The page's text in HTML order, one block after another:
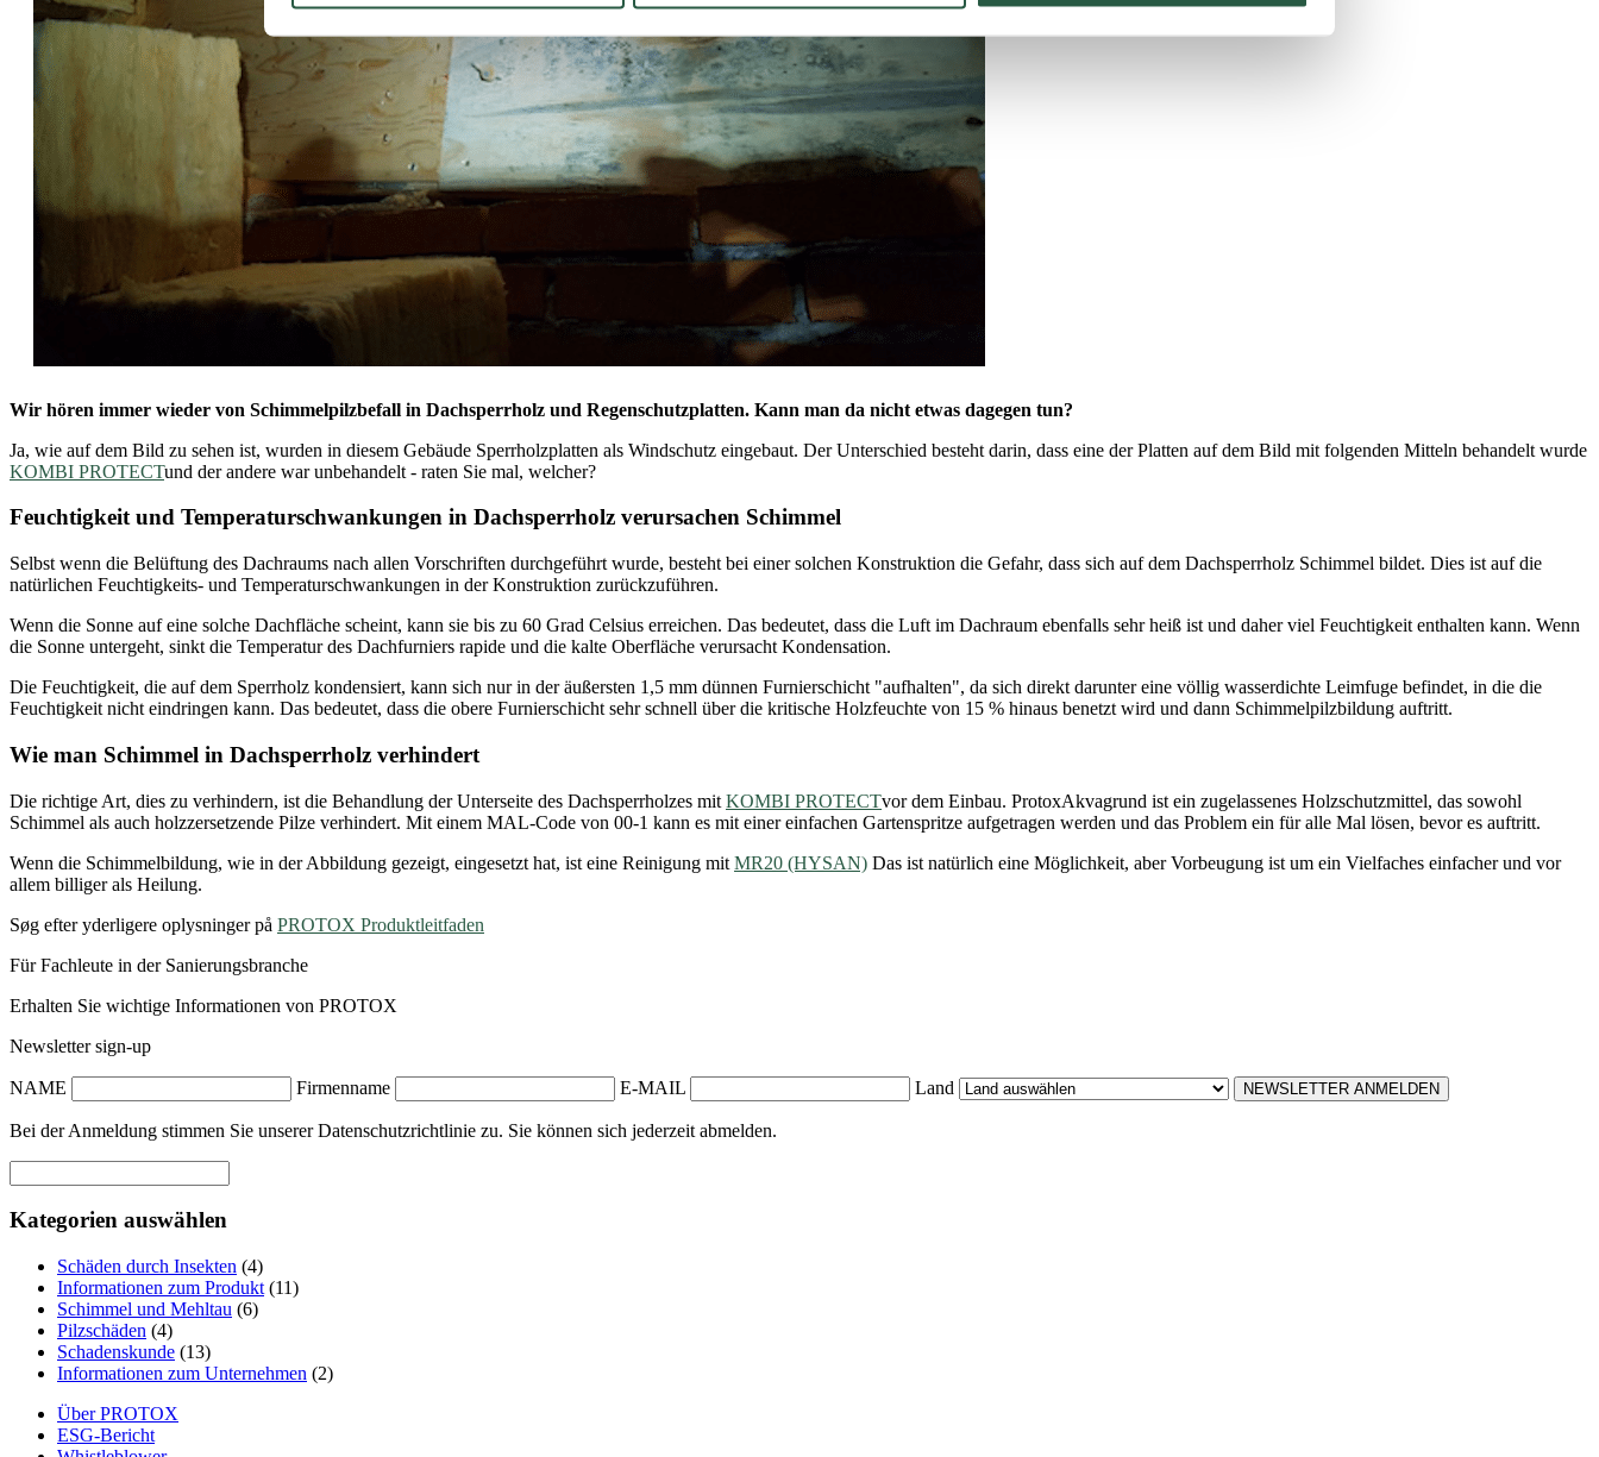
Wir hören immer wieder von Schimmelpilzbefall in Dachsperrholz und Regenschutzplatten. Kann man da nicht etwas dagegen tun?
Ja, wie auf dem Bild zu sehen ist, wurden in diesem Gebäude Sperrholzplatten als Windschutz eingebaut. Der Unterschied besteht darin, dass eine der Platten auf dem Bild mit folgenden Mitteln behandelt wurde
KOMBI PROTECTund der andere war unbehandelt - raten Sie mal, welcher?
Feuchtigkeit und Temperaturschwankungen in Dachsperrholz verursachen Schimmel
Selbst wenn die Belüftung des Dachraums nach allen Vorschriften durchgeführt wurde, besteht bei einer solchen Konstruktion die Gefahr, dass sich auf dem Dachsperrholz Schimmel bildet. Dies ist auf die
natürlichen Feuchtigkeits- und Temperaturschwankungen in der Konstruktion zurückzuführen.
Wenn die Sonne auf eine solche Dachfläche scheint, kann sie bis zu 60 Grad Celsius erreichen. Das bedeutet, dass die Luft im Dachraum ebenfalls sehr heiß ist und daher viel Feuchtigkeit enthalten kann. Wenn
die Sonne untergeht, sinkt die Temperatur des Dachfurniers rapide und die kalte Oberfläche verursacht Kondensation.
Die Feuchtigkeit, die auf dem Sperrholz kondensiert, kann sich nur in der äußersten 1,5 mm dünnen Furnierschicht "aufhalten", da sich direkt darunter eine völlig wasserdichte Leimfuge befindet, in die die
Feuchtigkeit nicht eindringen kann. Das bedeutet, dass die obere Furnierschicht sehr schnell über die kritische Holzfeuchte von 15 % hinaus benetzt wird und dann Schimmelpilzbildung auftritt.
Wie man Schimmel in Dachsperrholz verhindert
Die richtige Art, dies zu verhindern, ist die Behandlung der Unterseite des Dachsperrholzes mit KOMBI PROTECTvor dem Einbau. ProtoxAkvagrund ist ein zugelassenes Holzschutzmittel, das sowohl
Schimmel als auch holzzersetzende Pilze verhindert. Mit einem MAL-Code von 00-1 kann es mit einer einfachen Gartenspritze aufgetragen werden und das Problem ein für alle Mal lösen, bevor es auftritt.
Wenn die Schimmelbildung, wie in der Abbildung gezeigt, eingesetzt hat, ist eine Reinigung mit MR20 (HYSAN) Das ist natürlich eine Möglichkeit, aber Vorbeugung ist um ein Vielfaches einfacher und vor
allem billiger als Heilung.
Søg efter yderligere oplysninger på PROTOX Produktleitfaden
Für Fachleute in der Sanierungsbranche
Erhalten Sie wichtige Informationen von PROTOX
Newsletter sign-up
NAME Firmenname E-MAIL Land NEWSLETTER ANMELDEN
Bei der Anmeldung stimmen Sie unserer Datenschutzrichtlinie zu. Sie können sich jederzeit abmelden.
Kategorien auswählen
Schäden durch Insekten (4)
Informationen zum Produkt (11)
Schimmel und Mehltau (6)
Pilzschäden (4)
Schadenskunde (13)
Informationen zum Unternehmen (2)
Über PROTOX
ESG-Bericht